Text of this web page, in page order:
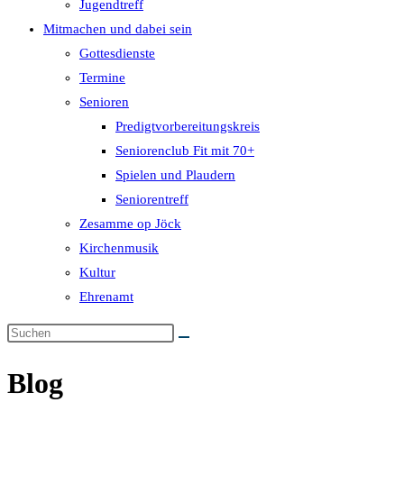
Jugendtreff
Mitmachen und dabei sein
Gottesdienste
Termine
Senioren
Predigtvorbereitungskreis
Seniorenclub Fit mit 70+
Spielen und Plaudern
Seniorentreff
Zesamme op Jöck
Kirchenmusik
Kultur
Ehrenamt
Blog